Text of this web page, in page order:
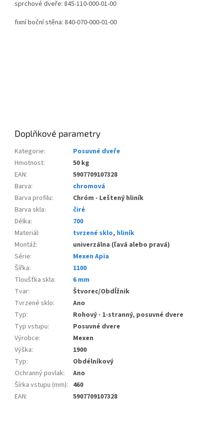
sprchové dveře: 845-110-000-01-00
fixní boční stěna: 840-070-000-01-00
Doplňkové parametry
Kategorie:
Posuvné dveře
Hmotnost:
50 kg
EAN:
5907709107328
Barva:
chromová
Barva profilu:
Chróm - Leštený hliník
Barva skla:
čiré
Délka:
700
Materiál: tvrzené sklo, hliník
Montáž:
univerzálna (ľavá alebo pravá)
Série:
Mexen Apia
Šířka:
1100
Tloušťka skla:
6 mm
Tvar:
Štvorec/Obdĺžnik
Tvrzené sklo:
Ano
Typ:
Rohový - 1-stranný, posuvné dvere
Typ vstupu:
Posuvné dvere
Výrobce:
Mexen
Výška:
1900
Typ:
Obdélníkový
Ochranný povlak:
Ano
Šírka vstupu (mm): 460
EAN: 5907709107328